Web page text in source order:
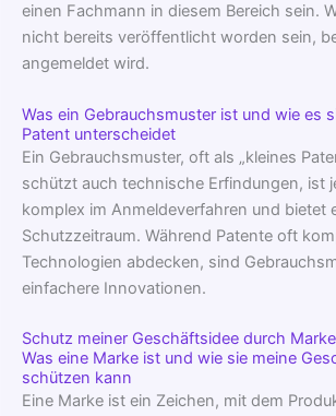
einen Fachmann in diesem Bereich sein.
nicht bereits veröffentlicht worden sein,
angemeldet wird.
Was ein Gebrauchsmuster ist und wie es
Patent unterscheidet
Ein Gebrauchsmuster, oft als „kleines
schützt auch technische Erfindungen, ist
komplex im Anmeldeverfahren und bietet
Schutzzeitraum. Während Patente oft
Technologien abdecken, sind
einfachere Innovationen.
Schutz meiner Geschäftsidee durch
Was eine Marke ist und wie sie meine
schützen kann
Eine Marke ist ein Zeichen, mit dem